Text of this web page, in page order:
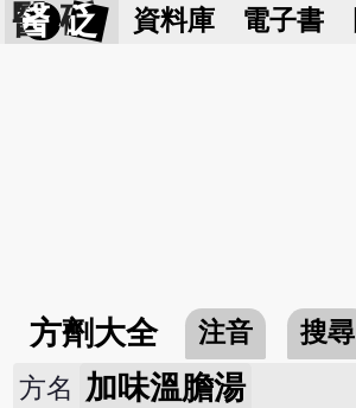
醫 砭 資料庫 電子書
方劑大全 注音 搜尋
方名 加味溫膽湯